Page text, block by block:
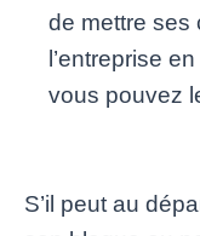
de mettre ses
l’entreprise
vous pouvez
S’il peut au